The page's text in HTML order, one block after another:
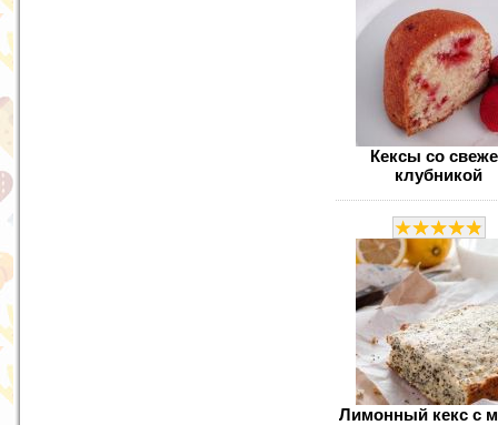
Кексы со
клубникой
Лимонный кекс с